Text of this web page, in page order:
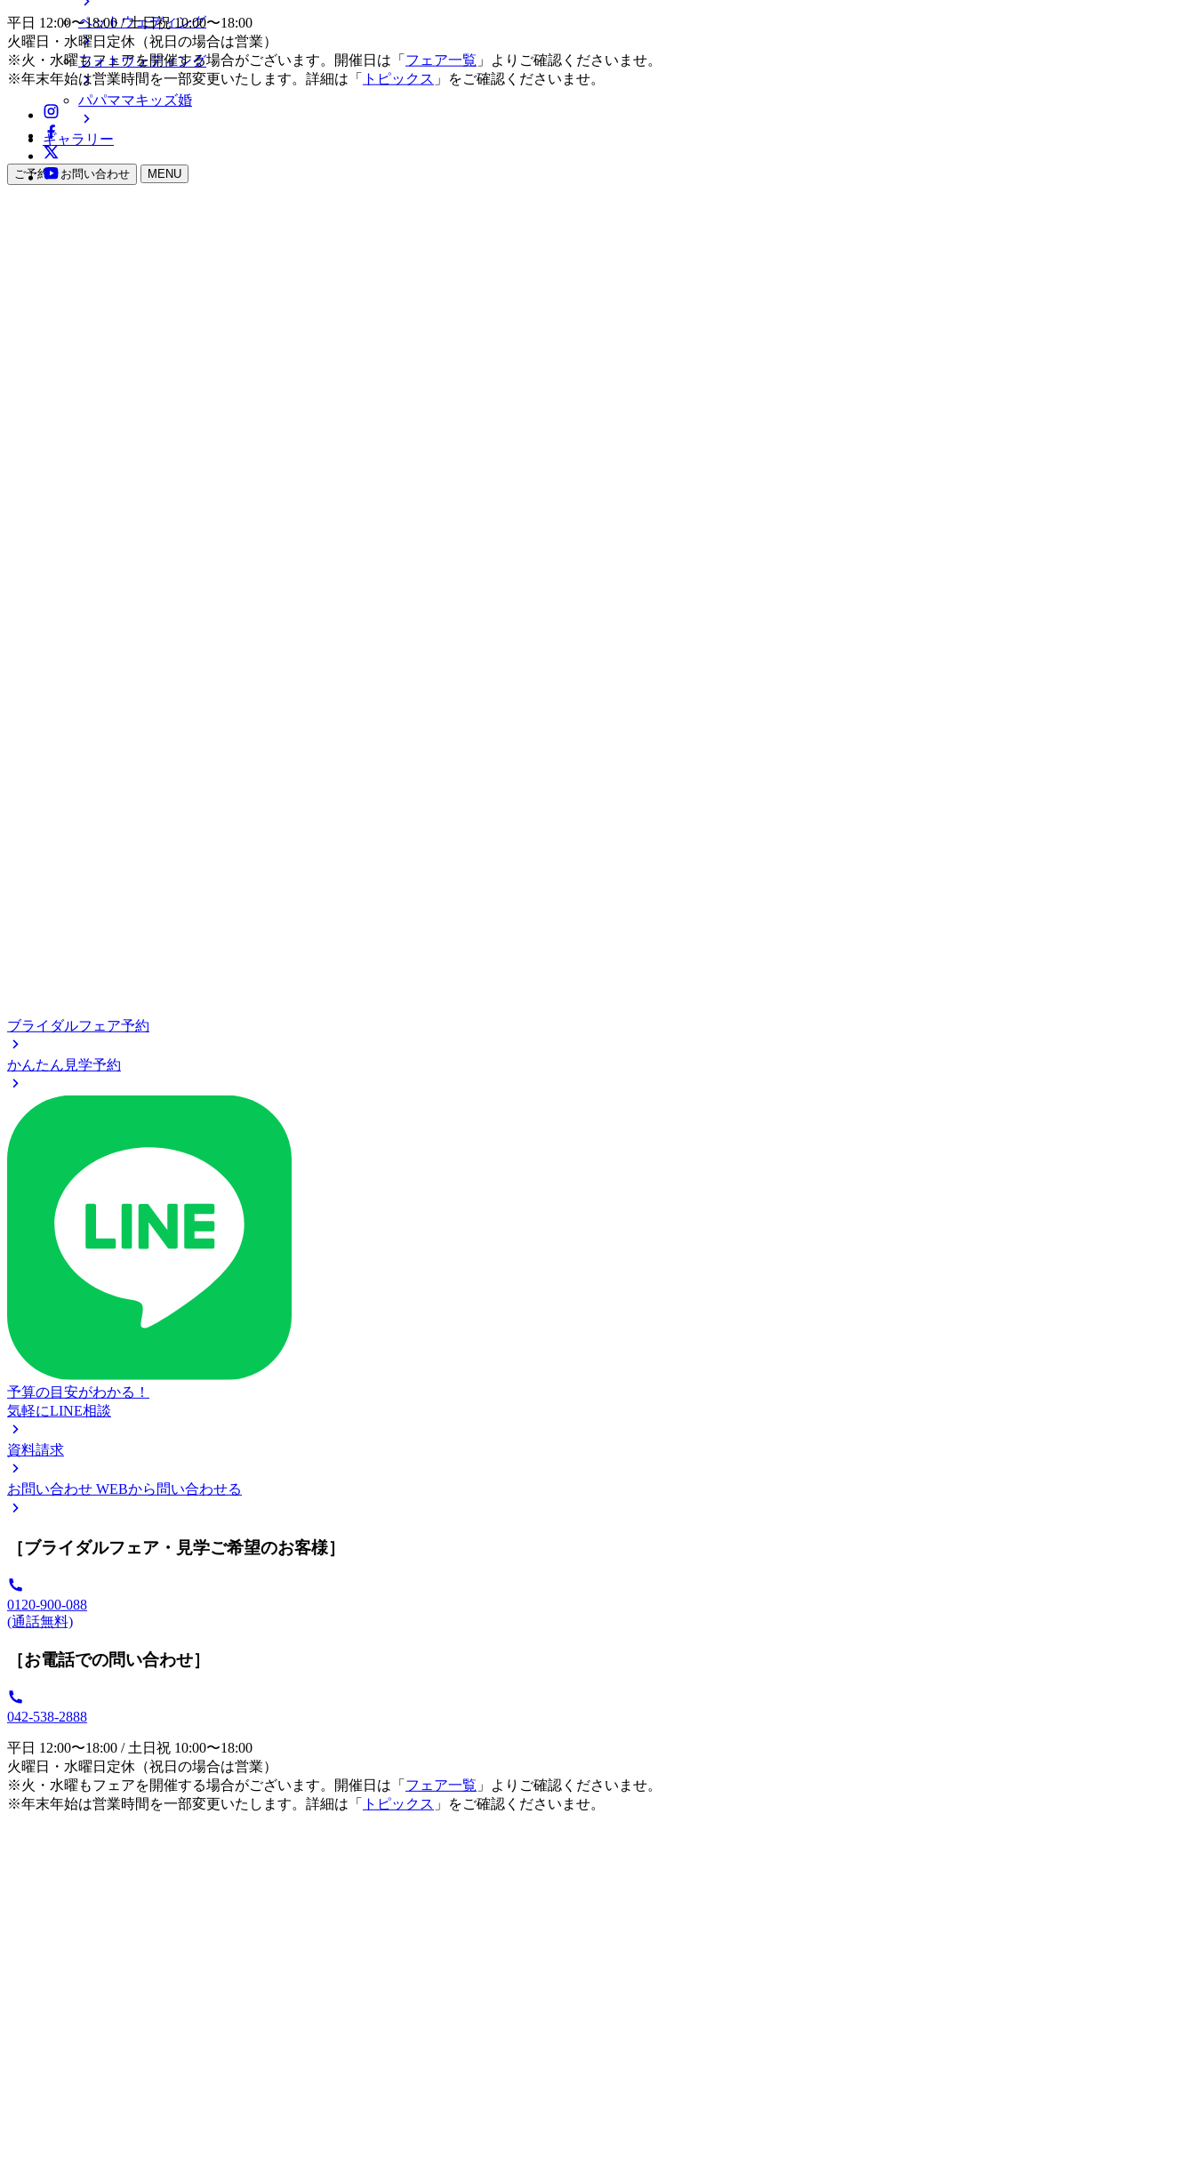
ペットウェディング
フォトウェディング
パパママキッズ婚
ギャラリー
ご予約・お問い合わせ MENU
平日 12:00〜18:00 / 土日祝 10:00〜18:00
火曜日・水曜日定休（祝日の場合は営業）
※火・水曜もフェアを開催する場合がございます。開催日は「 フェア一覧 」よりご確認くださいませ。
※年末年始は営業時間を一部変更いたします。詳細は「
トピックス 」をご確認くださいませ。
ブライダルフェア予約
かんたん見学予約
予算の目安がわかる！
気軽にLINE相談
資料請求
お問い合わせ WEBから問い合わせる
［ブライダルフェア・見学ご希望のお客様］
0120-900-088
(通話無料)
［お電話での問い合わせ］
042-538-2888
平日 12:00〜18:00 / 土日祝 10:00〜18:00
火曜日・水曜日定休（祝日の場合は営業）
※火・水曜もフェアを開催する場合がございます。開催日は「 フェア一覧 」よりご確認くださいませ。
※年末年始は営業時間を一部変更いたします。詳細は「
トピックス 」をご確認くださいませ。